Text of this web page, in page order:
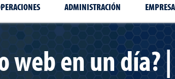
ADMINISTRACIÓN
en un día?